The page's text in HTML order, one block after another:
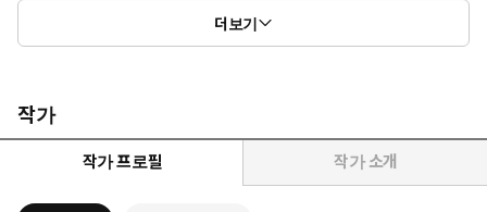
답게 말하고 싶다. 일상회화 편>은 쉬운 회화책, 뻔한 패턴 책에서
벗어나 교양 있는 네이티브가 쓰는 회화 표현을 익히고 싶어 하
의 구어 표현으로 당신의 스피킹을 upgrade할 기회를 제공한다.
더보기
작가
작가 프로필 작가 소개